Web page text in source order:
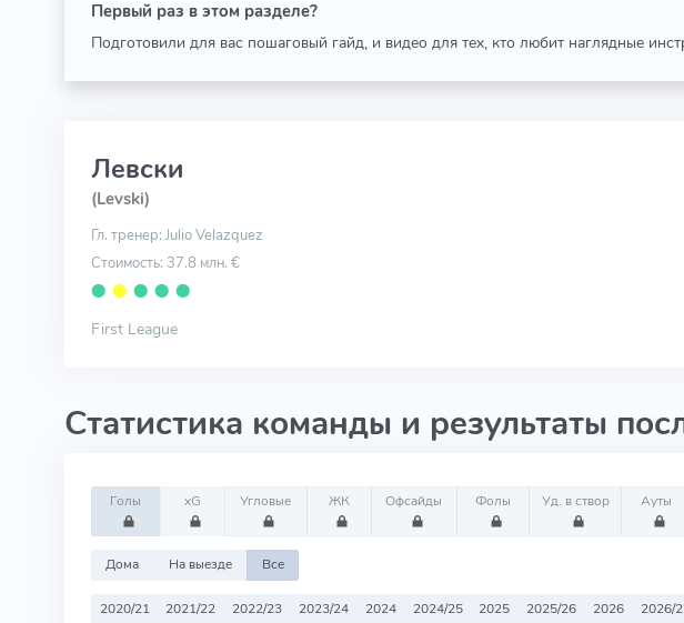
Первый раз в этом разделе?
Подготовили для вас пошаговый гайд, и видео для тех, кто любит наглядные
Левски
(Levski)
Гл. тренер: Julio Velazquez
Стоимость: 37.8 млн. €
⬤ ⬤ ⬤ ⬤ ⬤
First League
Статистика команды и результаты
Голы xG Угловые ЖК Офсайды Фолы Уд. в створ Ауты
Дома На выезде Все
2020/21 2021/22 2022/23 2023/24 2024 2024/25 2025 2025/26 2026 2026/